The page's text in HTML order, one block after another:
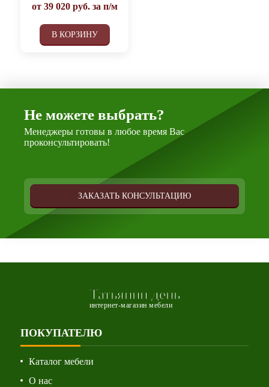
от 39 020руб. за п/м
В КОРЗИНУ
Не можете выбрать?
Менеджеры готовы в любое время Вас
проконсультировать!
ЗАКАЗАТЬ КОНСУЛЬТАЦИЮ
Татьянин день
интернет-магазин мебели
ПОКУПАТЕЛЮ
Каталог мебели
О нас